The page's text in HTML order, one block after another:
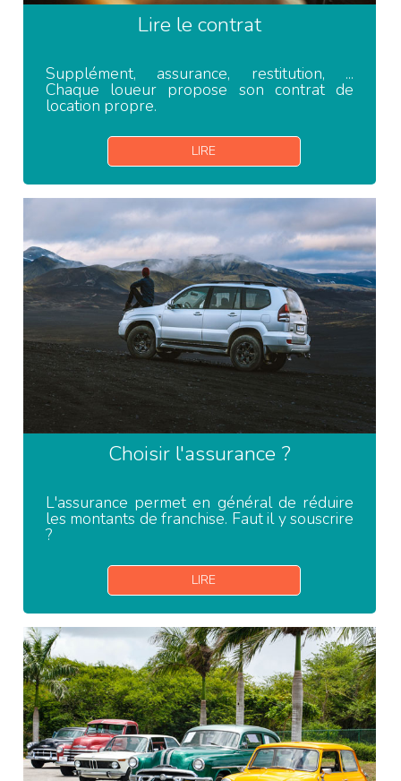
Lire le contrat
Supplément, assurance, restitution, ...
Chaque loueur propose son contrat de
location propre.
LIRE
Choisir l'assurance ?
L'assurance permet en général de réduire
les montants de franchise. Faut il y souscrire
?
LIRE